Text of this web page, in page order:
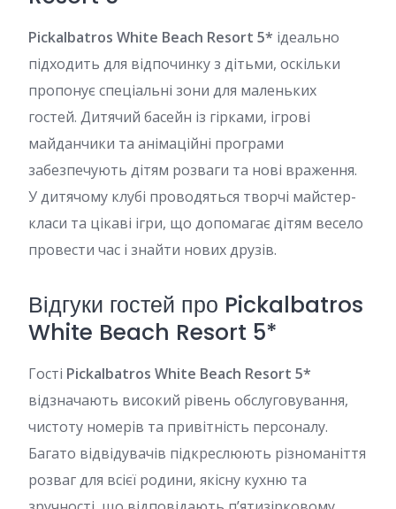
Pickalbatros White Beach Resort 5* ідеально
підходить для відпочинку з дітьми, оскільки
пропонує спеціальні зони для маленьких
гостей. Дитячий басейн із гірками, ігрові
майданчики та анімаційні програми
забезпечують дітям розваги та нові враження.
У дитячому клубі проводяться творчі майстер-
класи та цікаві ігри, що допомагає дітям весело
провести час і знайти нових друзів.
Відгуки гостей про Pickalbatros
White Beach Resort 5*
Гості Pickalbatros White Beach Resort 5*
відзначають високий рівень обслуговування,
чистоту номерів та привітність персоналу.
Багато відвідувачів підкреслюють різноманіття
розваг для всієї родини, якісну кухню та